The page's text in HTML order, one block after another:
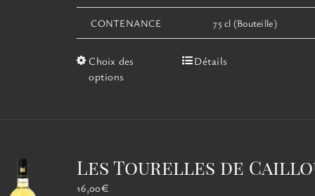
CONTENANCE 75 cl (Bouteille)
Choix des
options
Ce
peuvent
Détails
Les Tourelles de
16,00€